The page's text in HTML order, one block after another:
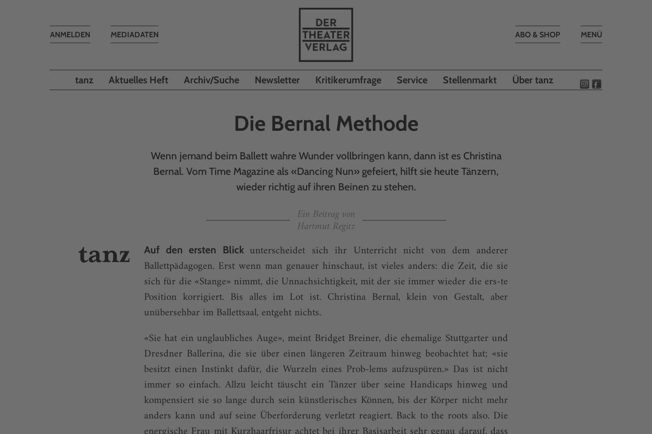
Toggle
MENÜ
ABO & SHOP
MEDIADATEN
Toggle
ANMELDEN
tanz Aktuelles Heft Archiv/Suche Newsletter Kritikerumfrage Service Stellenmarkt Über tanz
Die Bernal Methode
Wenn jemand beim Ballett wahre Wunder vollbringen kann, dann ist es Christina
Bernal. Vom Time Magazine als «Dancing Nun» gefeiert, hilft sie heute Tänzern,
wieder richtig auf ihren Beinen zu stehen.
Ein Beitrag von
Hartmut Regitz
Auf den ersten Blickunterscheidet sich ihr Unterricht nicht von dem anderer
Ballettpädagogen. Erst wenn man genauer hinschaut, ist vieles anders: die Zeit, die sie
sich für die «Stange» nimmt, die Unnachsichtigkeit, mit der sie immer wieder die ers-te
Position korrigiert. Bis alles im Lot ist. Christina Bernal, klein von Gestalt, aber
unübersehbar im Ballettsaal, entgeht nichts.
«Sie hat ein unglaubliches Auge», meint Bridget Breiner, die ehemalige Stuttgarter und
Dresdner Ballerina, die sie über einen längeren Zeitraum hinweg beobachtet hat; «sie
besitzt einen Instinkt dafür, die Wurzeln eines Prob-lems aufzuspüren.» Das ist nicht
immer so einfach. Allzu leicht täuscht ein Tänzer über seine Handicaps hinweg und
kompensiert sie so lange durch sein künstlerisches Können, bis der Körper nicht mehr
anders kann und auf seine Überforderung verletzt reagiert. Back to the roots also. Die